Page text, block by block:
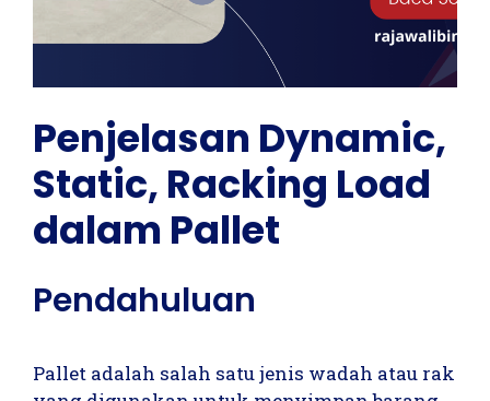
Penjelasan Dynamic,
Static, Racking Load
dalam Pallet
Pendahuluan
Pallet adalah salah satu jenis wadah atau rak